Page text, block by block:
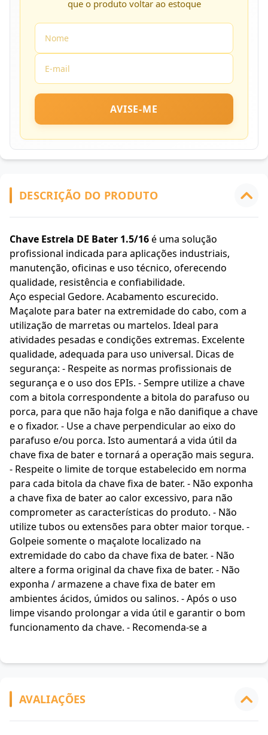
que o produto voltar ao estoque
AVISE-ME
DESCRIÇÃO DO PRODUTO
Chave Estrela DE Bater 1.5/16é uma solução
profissional indicada para aplicações industriais,
manutenção, oficinas e uso técnico, oferecendo
qualidade, resistência e confiabilidade.
Aço especial Gedore. Acabamento escurecido.
Maçalote para bater na extremidade do cabo, com a
utilização de marretas ou martelos. Ideal para
atividades pesadas e condições extremas. Excelente
qualidade, adequada para uso universal. Dicas de
segurança: - Respeite as normas profissionais de
segurança e o uso dos EPIs. - Sempre utilize a chave
com a bitola correspondente a bitola do parafuso ou
porca, para que não haja folga e não danifique a chave
e o fixador. - Use a chave perpendicular ao eixo do
parafuso e/ou porca. Isto aumentará a vida útil da
chave fixa de bater e tornará a operação mais segura.
- Respeite o limite de torque estabelecido em norma
para cada bitola da chave fixa de bater. - Não exponha
a chave fixa de bater ao calor excessivo, para não
comprometer as características do produto. - Não
utilize tubos ou extensões para obter maior torque. -
Golpeie somente o maçalote localizado na
extremidade do cabo da chave fixa de bater. - Não
altere a forma original da chave fixa de bater. - Não
exponha / armazene a chave fixa de bater em
ambientes ácidos, úmidos ou salinos. - Após o uso
limpe visando prolongar a vida útil e garantir o bom
funcionamento da chave. - Recomenda-se a
AVALIAÇÕES